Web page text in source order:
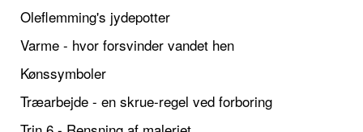
Oleflemming's jydepotter
Varme - hvor forsvinder vandet hen
Kønssymboler
Træarbejde - en skrue-regel ved forboring